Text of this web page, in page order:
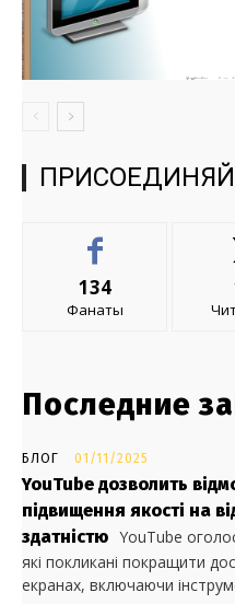
134
Фанаты
Последние
БЛОГ 01/11/2025
YouTube дозволить
підвищення якості на
здатністю YouTube
які покликані покращити
екранах, включаючи